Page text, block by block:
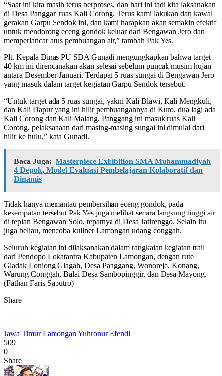
“Saat ini kita masih terus berproses, dan hari ini tadi kita laksanakan
di Desa Panggan ruas Kali Corong. Terus kami lakukan dan kawal
gerakan Garpu Sendok ini, dan kami harapkan akan semakin efektif
untuk mendorong eceng gondok keluar dari Bengawan Jero dan
memperlancar arus pembuangan air,” tambah Pak Yes.
Plt. Kepala Dinas PU SDA Gunadi mengungkapkan bahwa target
40 km ini direncanakan akan selesai sebelum puncak musim hujan
antara Desember-Januari. Terdapat 5 ruas sungai di Bengawan Jero
yang masuk dalam target kegiatan Garpu Sendok tersebut.
“Untuk target ada 5 ruas sungai, yakni Kali Blawi, Kali Mengkuli,
dan Kali Dapur yang ini hilir pembuangannya di Kuro, dua lagi ada
Kali Corong dan Kali Malang. Panggang ini masuk ruas Kali
Corong, pelaksanaan dari masing-masing sungai ini dimulai dari
hilir ke hulu,” kata Gunadi.
Baca Juga: Masterpiece Exhibition SMA Muhammadiyah
4 Depok, Model Evaluasi Pembelajaran Kolaboratif dan
Dinamis
Tidak hanya memantau pembersihan eceng gondok, pada
kesempatan tersebut Pak Yes juga melihat secara langsung tinggi air
di tepian Bengawan Solo, tepatnya di Desa Jatirenggo. Selain itu
juga beliau, mencoba kuliner Lamongan udang conggah.
Seluruh kegiatan ini dilaksanakan dalam rangkaian kegiatan trail
dari Pendopo Lokatantra Kabupaten Lamongan, dengan rute
Gladak Lonjong Glagah, Desa Panggang, Wonorejo, Konang,
Warung Conggah, Balai Desa Sambopinggir, dan Desa Mayong.
(Fathan Faris Saputro)
Share
Jawa Timur Lamongan Yuhronur Efendi
509
0
Share